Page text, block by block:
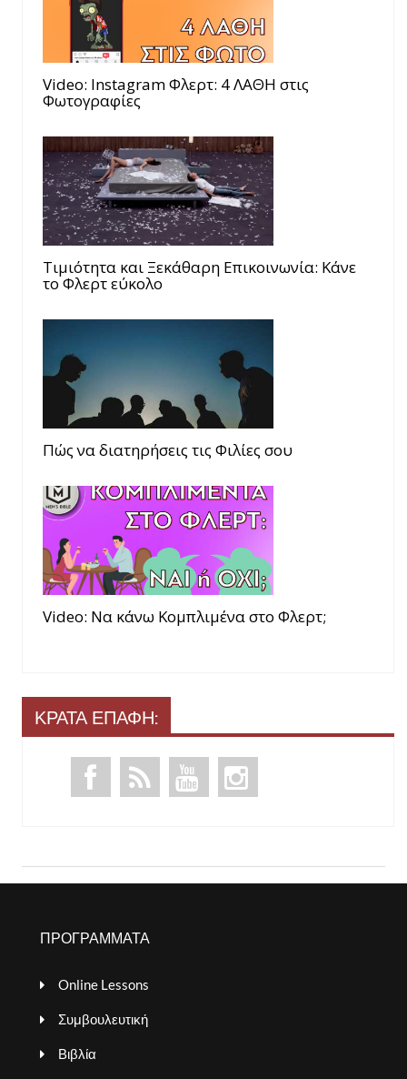
Video: Instagram Φλερτ: 4 ΛΑΘΗ στις
Φωτογραφίες
Τιμιότητα και Ξεκάθαρη Επικοινωνία: Κάνε
το Φλερτ εύκολο
Πώς να διατηρήσεις τις Φιλίες σου
Video: Να κάνω Κομπλιμένα στο Φλερτ;
ΚΡΑΤΑ ΕΠΑΦΗ:
ΠΡΟΓΡΑΜΜΑΤΑ
Online Lessons
Συμβουλευτική
Βιβλία